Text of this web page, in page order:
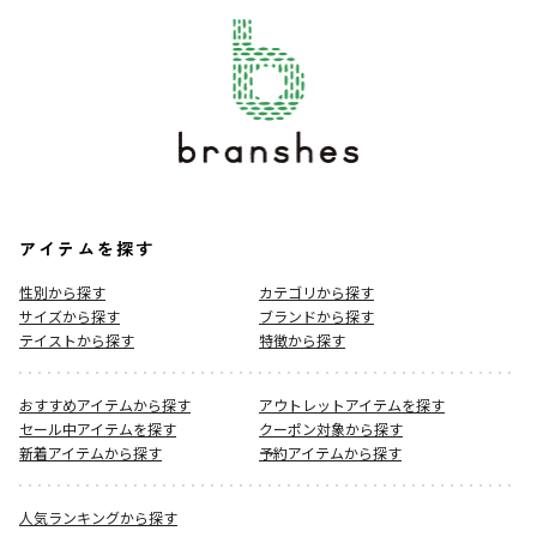
アイテムを探す
性別から探す
カテゴリから探す
サイズから探す
ブランドから探す
テイストから探す
特徴から探す
おすすめアイテムから探す
アウトレットアイテムを探す
セール中アイテムを探す
クーポン対象から探す
新着アイテムから探す
予約アイテムから探す
人気ランキングから探す